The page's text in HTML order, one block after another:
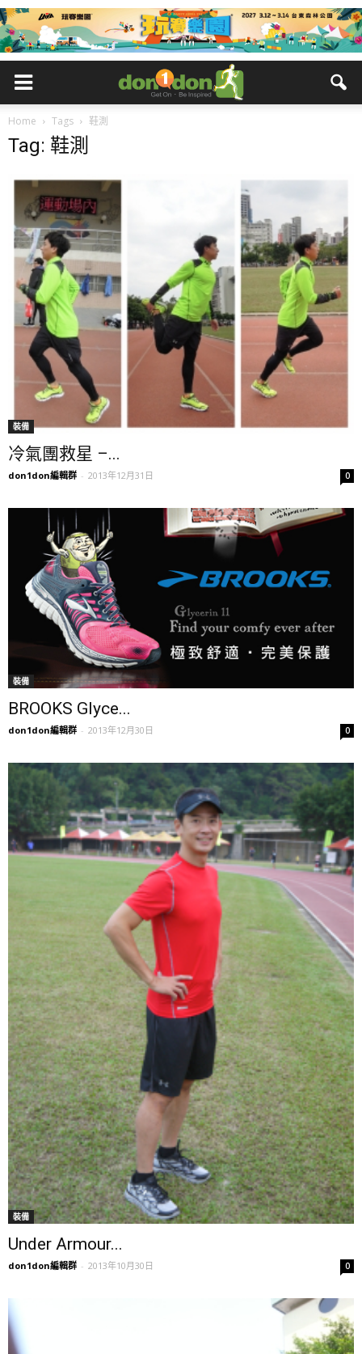
Home Tags 鞋測
Tag: 鞋測
裝備
冷氣團救星 –...
don1don編輯群 - 2013年12月31日 0
裝備
BROOKS Glyce...
don1don編輯群 - 2013年12月30日 0
裝備
Under Armour...
don1don編輯群 - 2013年10月30日 0